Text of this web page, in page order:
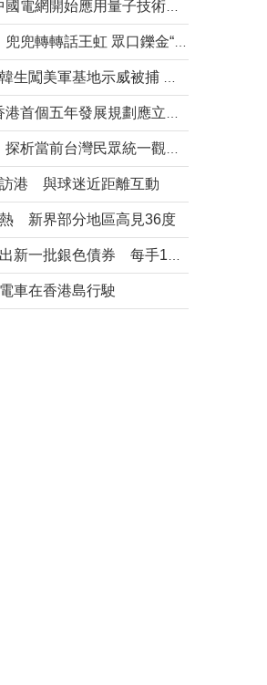
港 與球迷近距離互動
新界部分地區高見36度
車在香港島行駛